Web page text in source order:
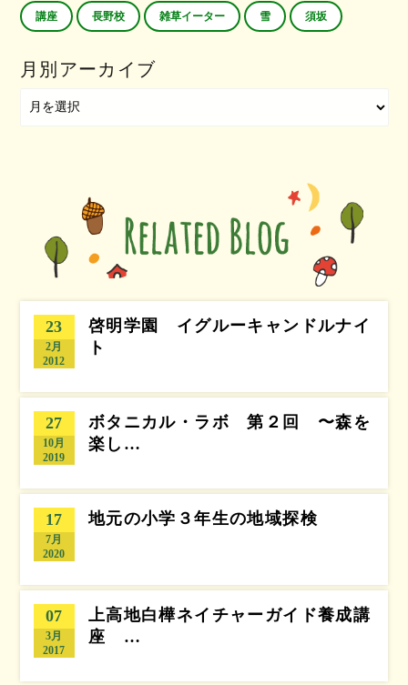
講座 長野校 雑草イーター 雪 須坂
月別アーカイブ
23
2月
2012
啓明学園 イグルーキャンドルナイ
ト
27
10月
2019
ボタニカル・ラボ 第２回 〜森を
楽し…
17
7月
2020
地元の小学３年生の地域探検
07
3月
2017
上高地白樺ネイチャーガイド養成講
座 …